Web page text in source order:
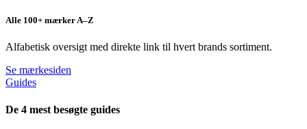
Alle 100+ mærker A–Z
Alfabetisk oversigt med direkte link til hvert brands sortiment.
Se mærkesiden
Guides
De 4 mest besøgte guides